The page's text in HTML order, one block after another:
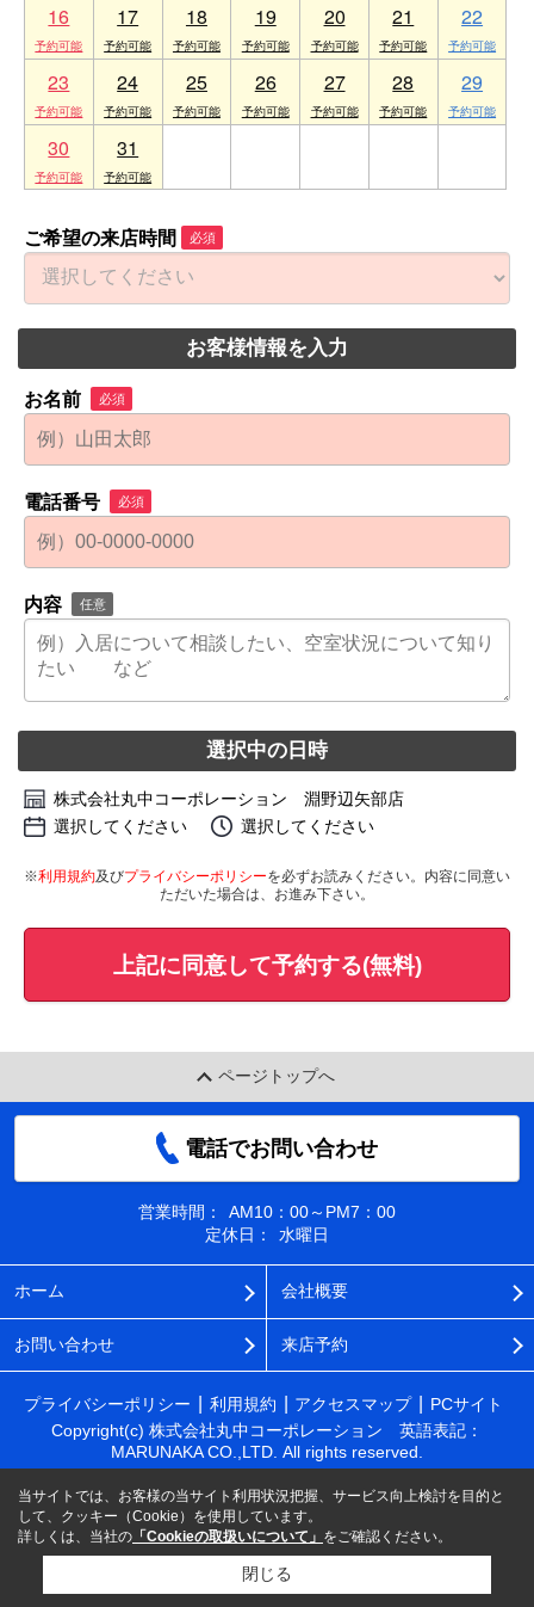
16 17 18 19 20 21 22
23 24 25 26 27 28 29
30 31
ご希望の来店時間 必須
お客様情報を入力
お名前 必須
電話番号 必須
内容 任意
選択中の日時
株式会社丸中コーポレーション 淵野辺矢部店
選択してください
選択してください
※利用規約及びプライバシーポリシーを必ずお読みください。内容に同意い
ただいた場合は、お進み下さい。
上記に同意して予約する(無料)
ページトップへ
電話でお問い合わせ
営業時間：
AM10：00～PM7：00
定休日：
水曜日
ホーム 会社概要
お問い合わせ 来店予約
プライバシーポリシー 利用規約 アクセスマップ
PCサイト
Copyright(c) 株式会社丸中コーポレーション 英語表記：
MARUNAKA CO.,LTD. All rights reserved.
当サイトでは、お客様の当サイト利用状況把握、サービス向上検討を目的と
して、クッキー（Cookie）を使用しています。
詳しくは、当社の 「Cookieの取扱いについて」 をご確認ください。
閉じる